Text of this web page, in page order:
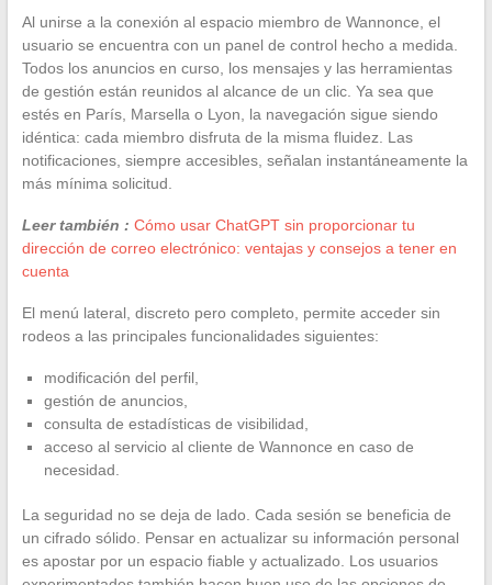
Al unirse a la conexión al espacio miembro de Wannonce, el
usuario se encuentra con un panel de control hecho a medida.
Todos los anuncios en curso, los mensajes y las herramientas
de gestión están reunidos al alcance de un clic. Ya sea que
estés en París, Marsella o Lyon, la navegación sigue siendo
idéntica: cada miembro disfruta de la misma fluidez. Las
notificaciones, siempre accesibles, señalan instantáneamente la
más mínima solicitud.
Leer también : Cómo usar ChatGPT sin proporcionar tu
dirección de correo electrónico: ventajas y consejos a tener en
cuenta
El menú lateral, discreto pero completo, permite acceder sin
rodeos a las principales funcionalidades siguientes:
modificación del perfil,
gestión de anuncios,
consulta de estadísticas de visibilidad,
acceso al servicio al cliente de Wannonce en caso de
necesidad.
La seguridad no se deja de lado. Cada sesión se beneficia de
un cifrado sólido. Pensar en actualizar su información personal
es apostar por un espacio fiable y actualizado. Los usuarios